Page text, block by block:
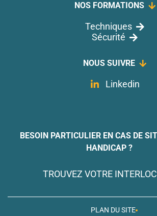
NOS FORMATIONS
Techniques
Sécurité
NOUS SUIVRE
Linkedin
BESOIN PARTICULIER EN CAS DE
HANDICAP ?
TROUVEZ VOTRE
PLAN DU SITE